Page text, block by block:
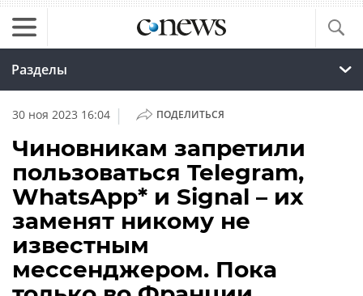
Разделы
30 ноя 2023 16:04 | ПОДЕЛИТЬСЯ
Чиновникам запретили
пользоваться Telegram,
WhatsApp* и Signal – их
заменят никому не
известным
мессенджером. Пока